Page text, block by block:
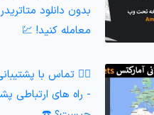
بدون دانلود
معامله کنید! 💹
🙎‍♂️ تماس با